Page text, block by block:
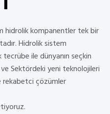
hidrolik kompanentler tek bir
Hidrolik sistem
tecrübe ile dünyanın seçkin
Sektördeki yeni teknolojileri
rekabetci çözümler